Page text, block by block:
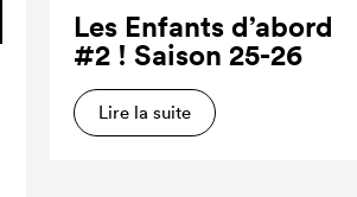
Les Enfants d’abord
#2 ! Saison 25-26
Lire la suite